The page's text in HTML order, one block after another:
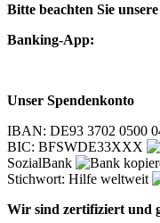
Bitte beachten Sie
Banking-App:
Unser Spendenkonto
IBAN: DE93 3702 0500
BIC: BFSWDE33XXX
SozialBank
Stichwort: Hilfe weltweit
Wir sind zertifiziert und